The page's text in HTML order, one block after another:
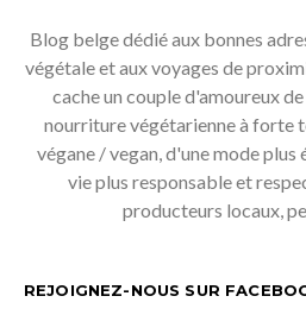
Blog belge dédié aux bonnes
végétale et aux voyages de
cache un couple d'amoureux
nourriture végétarienne à forte
végane / vegan, d'une mode plus
vie plus responsable et
producteurs locaux,
REJOIGNEZ-NOUS SUR